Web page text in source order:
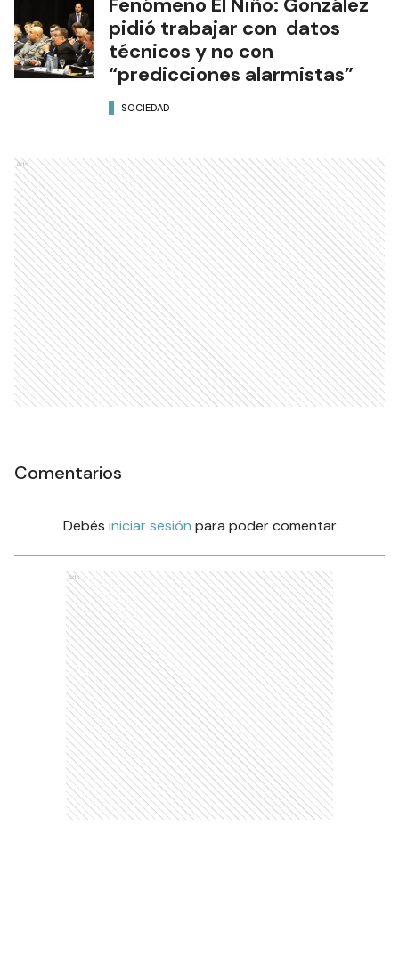
Fenómeno El Niño: González
pidió trabajar con datos
técnicos y no con
“predicciones alarmistas”
SOCIEDAD
Ads
Comentarios
Debés iniciar sesión para poder comentar
Ads